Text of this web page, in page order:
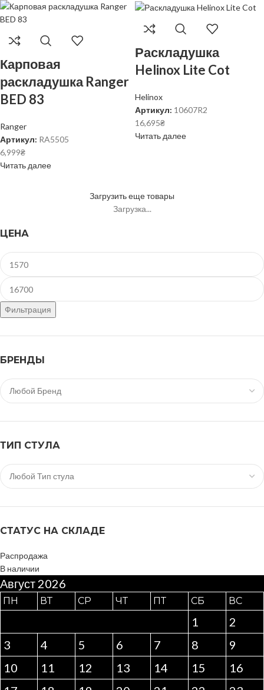
ЦЕНА
Фильтрация
БРЕНДЫ
ТИП СТУЛА
СТАТУС НА СКЛАДЕ
Распродажа
В наличии
Карповая
раскладушка Ranger
BED 83
Ranger
Артикул: RA5505
6,999₴
Читать далее
Раскладушка
Helinox Lite Cot
Helinox
Артикул: 10607R2
16,695₴
Читать далее
Загрузить еще товары
Загрузка...
Август 2026
ПН ВТ СР ЧТ ПТ СБ ВС
1
2
3
4 5 6 7 8
9
10
11 12 13 14 15
16